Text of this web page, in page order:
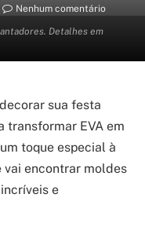
Detalhes em
Nenhum comentário
sua festa
transformar EVA em
toque especial à
vai encontrar moldes
e